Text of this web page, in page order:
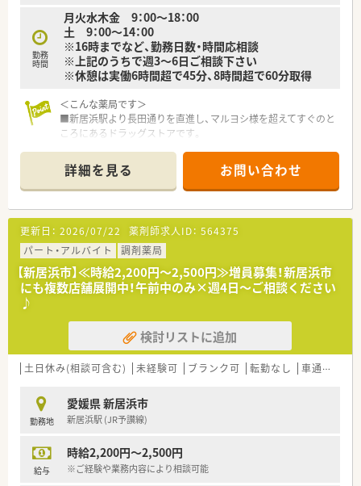
勤務
時間
月火水木金 9：00～18：00
土 9：00～14：00
※16時までなど、勤務日数・時間応相談
※上記のうちで週3～6日ご相談下さい
※休憩は実働6時間超で45分、8時間超で60分取得
＜こんな薬局です＞
■新居浜駅より長田通りを直進し、マルヨシ様を超えてすぐのと
ころにあるドラッグストアです。
けでなく、調剤薬局専用の入り口もあります。
■調剤室は整理整頓されており、中央に監査台があります。電子
薬歴・分包機（Vマス）なども導入されています。
■1,500品目以上の取り扱いをされています。
＜業務内容＞
■脳神経外科の処方箋を主に取り扱います。
■処方箋枚数は1日平均50枚/日。
■調剤薬局業務専任でご勤務頂きます。
■投薬口は2か所、立ち投薬となります。
ご経験や配属後の状況に応じてご担当頂く場合がございま
＜法人特徴＞
している地域№１のドラッグチェーンです。
今後も更に、ドラッグストアと調剤薬局の併設店を標準型店舗
として、利便性と専門性を兼ね備えた店舗展開を図って参りま
■愛媛県を中心に四国・中国エリアに228店舗展開しておりま
す。現在約3割が調剤取扱店舗です。
詳細を見る お問い合わせ
更新日： 2026/07/22 薬剤師求人ID： 564375
パート・アルバイト
調剤薬局
【新居浜市】≪時給2,200円～2,500円≫増員募集！新居浜市
にも複数店舗展開中！午前中のみ×週4日～ご相談ください
♪
検討リストに追加
土日休み(相談可含む) 未経験可 ブランク可 転勤なし 車通勤可
勤務地
愛媛県 新居浜市
新居浜駅 (JR予讃線)
給与
時給2,200円～2,500円
※ご経験や業務内容により相談可能